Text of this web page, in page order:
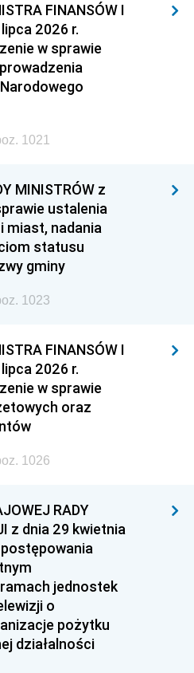
FINANSÓW I
2026 r.
w sprawie
1021
MINISTRÓW z
ustalenia
miast, nadania
statusu
gminy
1023
FINANSÓW I
2026 r.
w sprawie
oraz
1026
RADY
z dnia 29 kwietnia
jednostek
o
pożytku
działalności